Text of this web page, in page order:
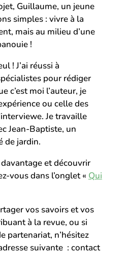
Guillaume, un jeune
simples : vivre à la
mais au milieu d’une
!
! J’ai réussi à
pour rédiger
c’est moi l’auteur, je
ou celle des
Je travaille
Jean-Baptiste, un
de jardin.
et découvrir
vous dans l’onglet « Qui
vos savoirs et vos
à la revue, ou si
partenariat, n’hésitez
suivante : contact